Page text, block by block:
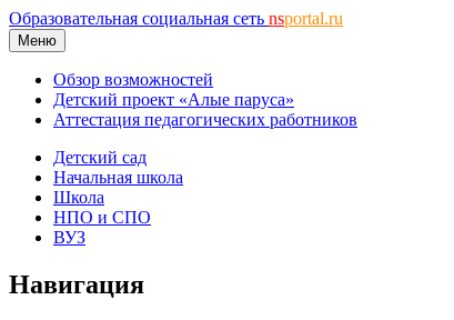
Образовательная социальная сеть nsportal.ru
Меню
Обзор возможностей
Детский проект «Алые паруса»
Аттестация педагогических работников
Детский сад
Начальная школа
Школа
НПО и СПО
ВУЗ
Навигация